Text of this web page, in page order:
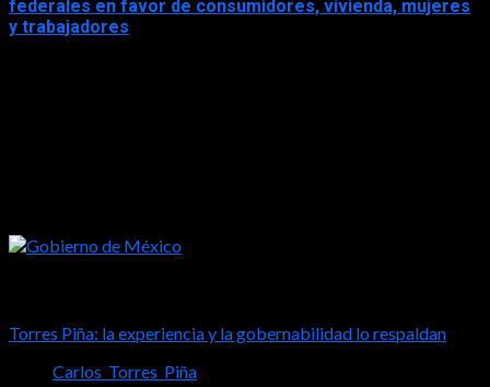
federales en favor de consumidores, vivienda, mujeres
y trabajadores
Torres Piña: la experiencia y la gobernabilidad lo respaldan
Carlos_Torres_Piña